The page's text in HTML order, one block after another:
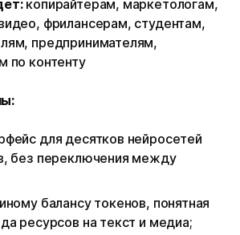
копирайтерам, маркетологам,
фрилансерам, студентам,
предпринимателям,
по контенту
для десятков нейросетей
без переключения между
балансу токенов, понятная
ресурсов на текст и медиа;